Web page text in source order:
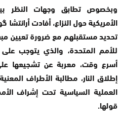
وبخصوص تطابق وجهات النظر بين
الأمريكية حول النزاع، أفادت أرانتشا
تحديد مستقبلهم مع ضرورة تعيين
للأمم المتحدة، والذي يتوجب
أسرع وقت، معربة عن تشجيعها
إطلاق النار، مطالبة الأطراف
العملية السياسية تحت إشراف
قولها.